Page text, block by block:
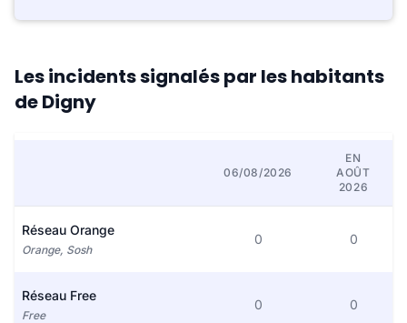
Les incidents signalés par les habitants
de Digny
06/08/2026
EN
AOÛT
2026
Réseau Orange
Orange, Sosh
0 0
Réseau Free
Free
0 0